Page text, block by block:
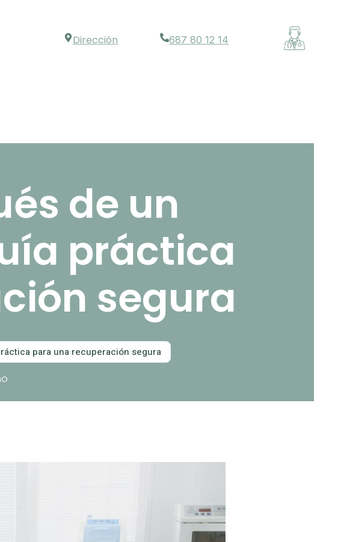
Dirección 687 80 12 14
de un
práctica
segura
para una recuperación segura